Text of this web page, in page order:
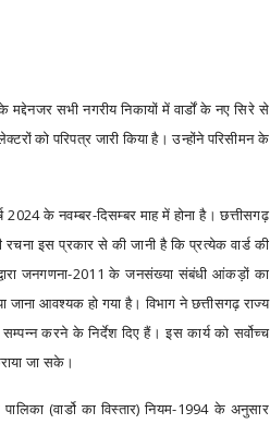
सभी नगरीय निकायों में वार्डों के नए सिरे से
को परिपत्र जारी किया है। उन्होंने परिसीमन के
2024 के नवम्बर-दिसम्बर माह में होना है। छत्तीसगढ़
इस प्रकार से की जानी है कि प्रत्येक वार्ड की
जनगणना-2011 के जनसंख्या संबंधी आंकड़ों का
जाना आवश्यक हो गया है। विभाग ने छत्तीसगढ़ राज्य
करने के निर्देश दिए हैं। इस कार्य को सर्वोच्च
जा सके।
(वार्डो का विस्तार) नियम-1994 के अनुसार